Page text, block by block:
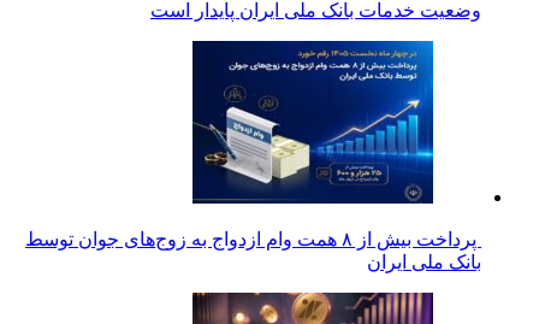
وضعیت خدمات بانک ملی ایران پایدار است
پرداخت بیش از ۸ همت وام ازدواج به زوج‌های جوان توسط
بانک ملی ایران